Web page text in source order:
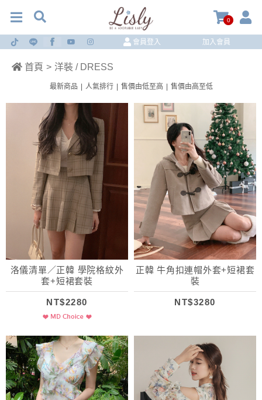
0
會員登入 加入會員
首頁 > 洋裝 / DRESS
最新商品 人氣排行 售價由低至高 售價由高至低
洛儀清單／正韓 學院格紋外
套+短裙套裝
NT$2280
正韓 牛角扣連帽外套+短裙套
裝
NT$3280